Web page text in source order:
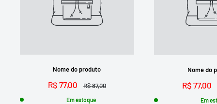
Nome do produto
R$ 77,00 R$ 87,00
Em estoque
Nome do
R$ 77,00
Em